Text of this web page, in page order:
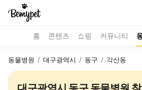
홈 콘텐츠 쇼핑 커뮤니티
동물병원 / 대구광역시 / 동구 / 각산동